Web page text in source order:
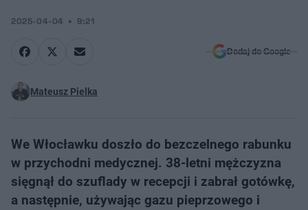
2025-04-04 9:21
Dodaj do Google
Mateusz Pielka
We Włocławku doszło do bezczelnego rabunku
w przychodni medycznej. 38-letni mężczyzna
sięgnął do szuflady w recepcji i zabrał gotówkę,
a następnie, używając gazu pieprzowego i